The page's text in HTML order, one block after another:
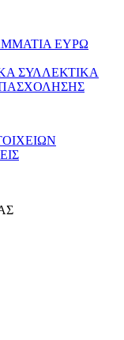
ΕΥΡΩ
ΣΥΛΛΕΚΤΙΚΑ